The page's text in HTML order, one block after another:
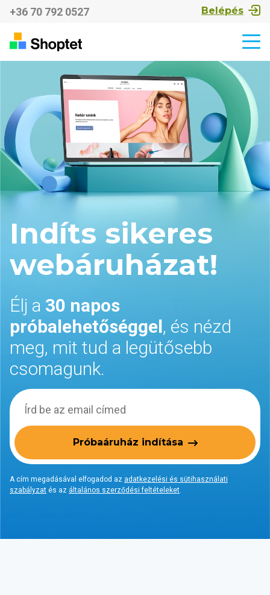
+36 70 792 0527 Belépés
Indíts sikeres
webáruházat!
Élj a 30 napos
próbalehetőséggel, és nézd
meg, mit tud a legütősebb
csomagunk.
Próbaáruház indítása
A cím megadásával elfogadod az adatkezelési és sütihasználati
szabályzat és az általános szerződési feltételeket.